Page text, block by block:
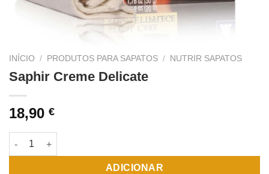
INÍCIO / PRODUTOS PARA SAPATOS / NUTRIR SAPATOS
Saphir Creme Delicate
18,90 €
Quantidade de Saphir Creme Delicate
ADICIONAR